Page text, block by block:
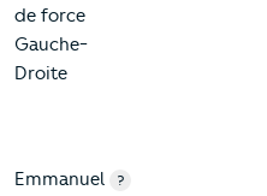
de force
Gauche-
Droite
Emmanuel
?